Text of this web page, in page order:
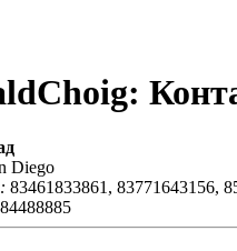
Diego
83461833861, 83771643156,